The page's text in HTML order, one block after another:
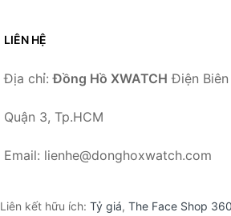
LIÊN HỆ
Địa chỉ:Đồng Hồ XWATCH Điện Biên
Quận 3, Tp.HCM
Email: lienhe@donghoxwatch.com
Liên kết hữu ích: Tỷ giá, The Face Shop 360